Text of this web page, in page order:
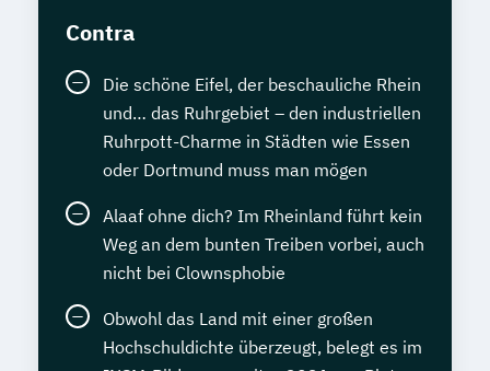
Contra
Die schöne Eifel, der beschauliche Rhein
und… das Ruhrgebiet – den industriellen
Ruhrpott-Charme in Städten wie Essen
oder Dortmund muss man mögen
Alaaf ohne dich? Im Rheinland führt kein
Weg an dem bunten Treiben vorbei, auch
nicht bei Clownsphobie
Obwohl das Land mit einer großen
Hochschuldichte überzeugt, belegt es im